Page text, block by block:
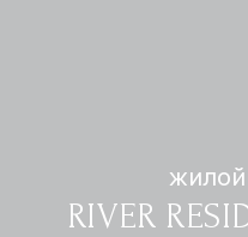
RIVER